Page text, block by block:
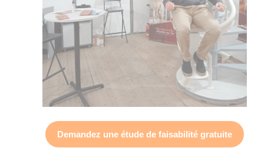
Demandez une étude de faisabilité gratuite